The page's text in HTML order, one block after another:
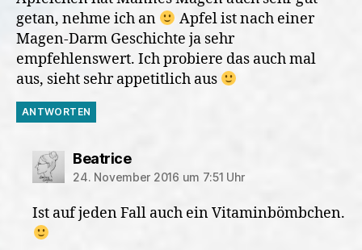
getan, nehme ich an
Apfel ist nach einer
Magen-Darm Geschichte ja sehr
empfehlenswert. Ich probiere das auch mal
aus, sieht sehr appetitlich aus
ANTWORTEN
Beatricesagt:
24. November 2016 um 7:51 Uhr
Ist auf jeden Fall auch ein Vitaminbömbchen.